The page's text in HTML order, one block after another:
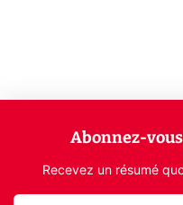
Abonnez-
Recevez un résumé